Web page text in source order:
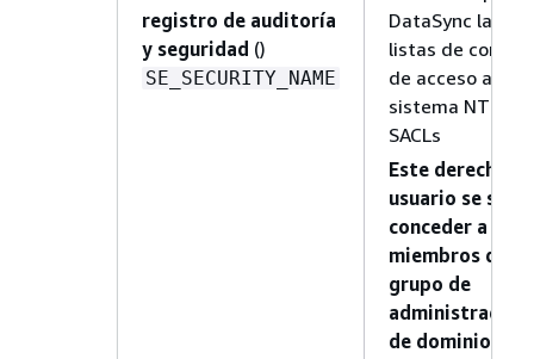
registro de auditoría
y seguridad ()
SE_SECURITY_NAME
DataSync las
listas de control
de acceso al
sistema NTFS ().
SACLs
Este derecho de
usuario se suele
conceder a los
miembros del
grupo de
de dominio.